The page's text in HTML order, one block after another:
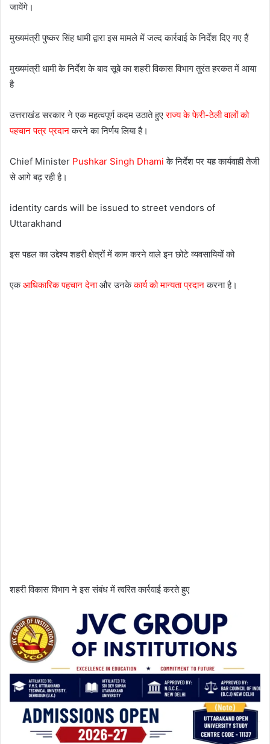
जायेंगे।
मुख्यमंत्री पुष्कर सिंह धामी द्वारा इस मामले में जल्द कार्रवाई के निर्देश दिए गए हैं
मुख्यमंत्री धामी के निर्देश के बाद सूबे का शहरी विकास विभाग तुरंत हरकत में आया
है
उत्तराखंड सरकार ने एक महत्वपूर्ण कदम उठाते हुएराज्य के फेरी-ठेली वालों को
पहचान पत्र प्रदानकरने का निर्णय लिया है।
Chief Minister Pushkar Singh Dhami के निर्देश पर यह कार्यवाही तेजी
से आगे बढ़ रही है।
identity cards will be issued to street vendors of
Uttarakhand
इस पहल का उद्देश्य शहरी क्षेत्रों में काम करने वाले इन छोटे व्यवसायियों को
एकआधिकारिक पहचान देनाऔर उनकेकार्य को मान्यता प्रदानकरना है।
शहरी विकास विभाग ने इस संबंध में त्वरित कार्रवाई करते हुए